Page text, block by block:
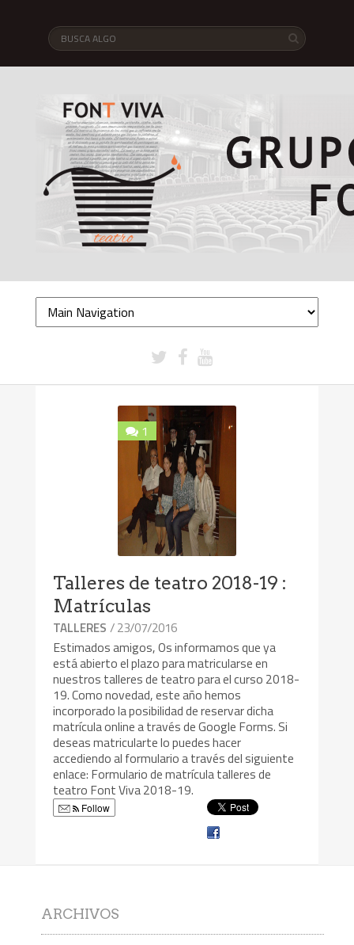
1
Talleres de teatro 2018-19 :
Matrículas
TALLERES / 23/07/2016
Estimados amigos, Os informamos que ya
está abierto el plazo para matricularse en
nuestros talleres de teatro para el curso 2018-
19. Como novedad, este año hemos
incorporado la posibilidad de reservar dicha
matrícula online a través de Google Forms. Si
deseas matricularte lo puedes hacer
accediendo al formulario a través del siguiente
enlace: Formulario de matrícula talleres de
teatro Font Viva 2018-19.
Follow
ARCHIVOS